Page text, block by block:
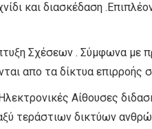
και διασκέδαση
Σχέσεων . Σύμφωνα
απο τα δίκτυα επιρροής
Ηλεκτρονικές Αίθουσες
τεράστιων δικτύων